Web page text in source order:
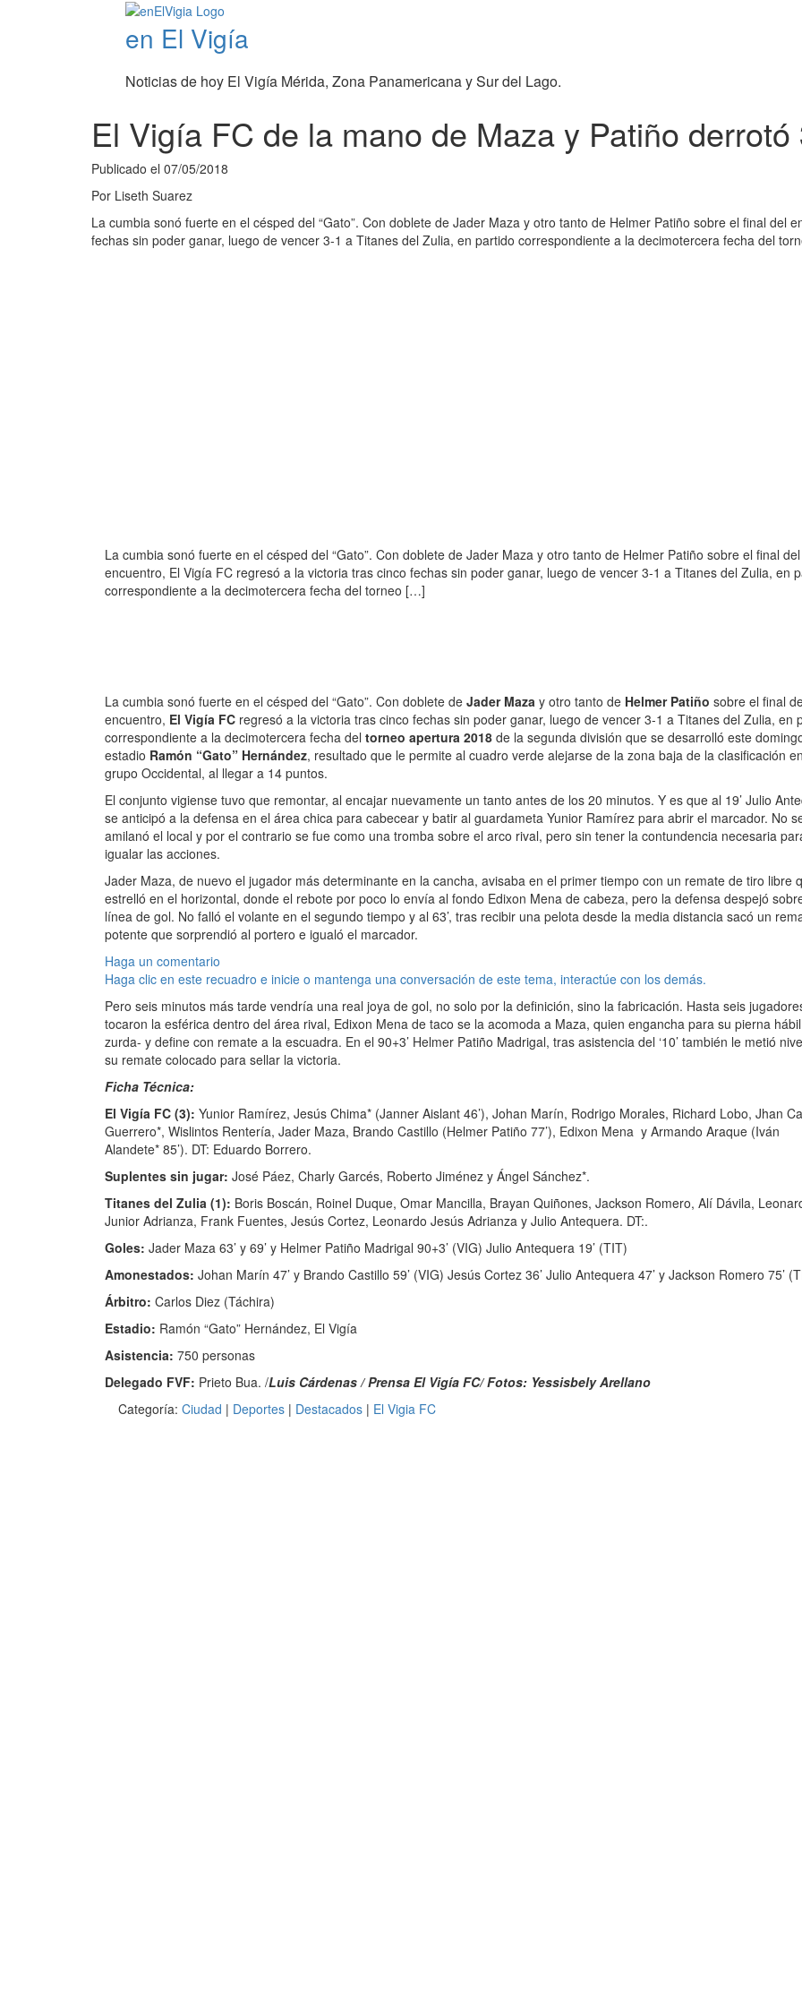
en El Vigía
Noticias de hoy El Vigía Mérida, Zona Panamericana y Sur del Lago.
El Vigía FC de la mano de Maza y Patiño
Publicado el 07/05/2018
Por Liseth Suarez
La cumbia sonó fuerte en el césped del “Gato”. Con doblete de Jader Maza y otro tanto de Helmer Patiño sobre el final del
fechas sin poder ganar, luego de vencer 3-1 a Titanes del Zulia, en partido correspondiente a la decimotercera fecha del
La cumbia sonó fuerte en el césped del “Gato”. Con doblete de Jader Maza y otro tanto de Helmer Patiño sobre el final del
encuentro, El Vigía FC regresó a la victoria tras cinco fechas sin poder ganar, luego de vencer 3-1 a Titanes del Zulia, en
correspondiente a la decimotercera fecha del torneo […]
La cumbia sonó fuerte en el césped del “Gato”. Con doblete de Jader Maza y otro tanto de Helmer Patiño sobre el final
encuentro, El Vigía FC regresó a la victoria tras cinco fechas sin poder ganar, luego de vencer 3-1 a Titanes del Zulia, en
correspondiente a la decimotercera fecha del torneo apertura 2018 de la segunda división que se desarrolló este
estadio Ramón “Gato” Hernández, resultado que le permite al cuadro verde alejarse de la zona baja de la clasificación
grupo Occidental, al llegar a 14 puntos.
El conjunto vigiense tuvo que remontar, al encajar nuevamente un tanto antes de los 20 minutos. Y es que al 19’ Julio
se anticipó a la defensa en el área chica para cabecear y batir al guardameta Yunior Ramírez para abrir el marcador. No
amilanó el local y por el contrario se fue como una tromba sobre el arco rival, pero sin tener la contundencia necesaria
igualar las acciones.
Jader Maza, de nuevo el jugador más determinante en la cancha, avisaba en el primer tiempo con un remate de tiro libre
estrelló en el horizontal, donde el rebote por poco lo envía al fondo Edixon Mena de cabeza, pero la defensa despejó
línea de gol. No falló el volante en el segundo tiempo y al 63’, tras recibir una pelota desde la media distancia sacó un
potente que sorprendió al portero e igualó el marcador.
Haga un comentario
Haga clic en este recuadro e inicie o mantenga una conversación de este tema, interactúe con los demás.
Pero seis minutos más tarde vendría una real joya de gol, no solo por la definición, sino la fabricación. Hasta seis
tocaron la esférica dentro del área rival, Edixon Mena de taco se la acomoda a Maza, quien engancha para su pierna
zurda- y define con remate a la escuadra. En el 90+3’ Helmer Patiño Madrigal, tras asistencia del ‘10’ también le metió
su remate colocado para sellar la victoria.
Ficha Técnica:
El Vigía FC (3): Yunior Ramírez, Jesús Chima* (Janner Aislant 46’), Johan Marín, Rodrigo Morales, Richard Lobo, Jhan
Guerrero*, Wislintos Rentería, Jader Maza, Brando Castillo (Helmer Patiño 77’), Edixon Mena y Armando Araque (Iván
Alandete* 85’). DT: Eduardo Borrero.
Suplentes sin jugar: José Páez, Charly Garcés, Roberto Jiménez y Ángel Sánchez*.
Titanes del Zulia (1): Boris Boscán, Roinel Duque, Omar Mancilla, Brayan Quiñones, Jackson Romero, Alí Dávila,
Junior Adrianza, Frank Fuentes, Jesús Cortez, Leonardo Jesús Adrianza y Julio Antequera. DT:.
Goles: Jader Maza 63’ y 69’ y Helmer Patiño Madrigal 90+3’ (VIG) Julio Antequera 19’ (TIT)
Amonestados: Johan Marín 47’ y Brando Castillo 59’ (VIG) Jesús Cortez 36’ Julio Antequera 47’ y Jackson Romero 75’
Árbitro: Carlos Diez (Táchira)
Estadio: Ramón “Gato” Hernández, El Vigía
Asistencia: 750 personas
Delegado FVF: Prieto Bua. /Luis Cárdenas / Prensa El Vigía FC/Fotos: Yessisbely Arellano
Categoría: Ciudad | Deportes | Destacados | El Vigia FC